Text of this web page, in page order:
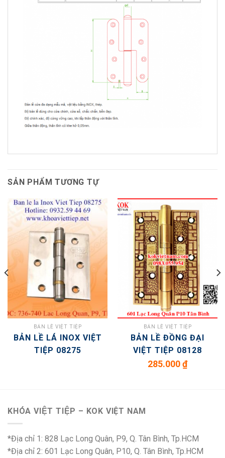
SẢN PHẨM TƯƠNG TỰ
BẢN LỀ VIỆT TIỆP
BẢN LỀ LÁ INOX VIỆT
TIỆP 08275
BẢN LỀ VIỆT TIỆP
BẢN LỀ ĐỒNG ĐẠI
VIỆT TIỆP 08128
285.000₫
KHÓA VIỆT TIỆP – KOK VIỆT NAM
*Địa chỉ 1: 828 Lạc Long Quân, P9, Q. Tân Bình, Tp.HCM
*Địa chỉ 2: 601 Lạc Long Quân, P10, Q. Tân Bình, Tp.HCM